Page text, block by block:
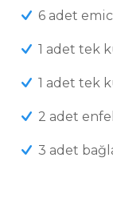
6 adet
1 adet tek
1 adet tek
2 adet
3 adet